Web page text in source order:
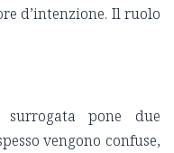
d’intenzione. Il ruolo
pone due
vengono confuse,